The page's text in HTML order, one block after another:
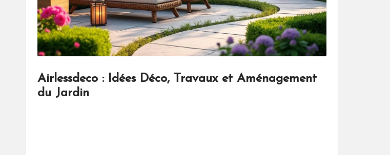
Airlessdeco : Idées Déco, Travaux et Aménagement
du Jardin